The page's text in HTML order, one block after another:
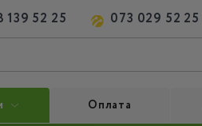
139 52 25 073 029 52 25
Оплата